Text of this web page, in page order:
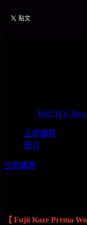
KKLIVE
立即購票
簡介
立即購票
【 Fujii Kaze Prema